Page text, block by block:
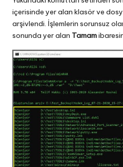
içerisinde yer alan klasör ve
arşivlendi. İşlemlerin sorunsuz
sonunda yer alan Tamam